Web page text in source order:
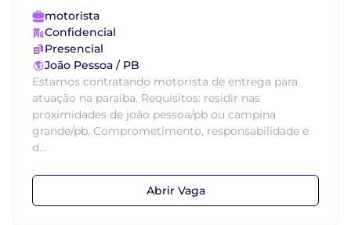
motorista
Confidencial
Presencial
João Pessoa / PB
Estamos contratando motorista de entrega para
atuação na paraíba. Requisitos: residir nas
proximidades de joão pessoa/pb ou campina
grande/pb. Comprometimento, responsabilidade e
d...
Abrir Vaga